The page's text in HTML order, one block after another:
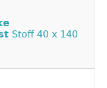
Stoff 40 x 140